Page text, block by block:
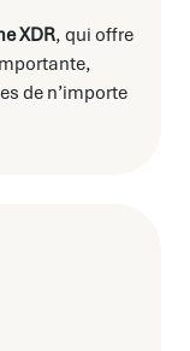
XDR, qui offre
de n’importe